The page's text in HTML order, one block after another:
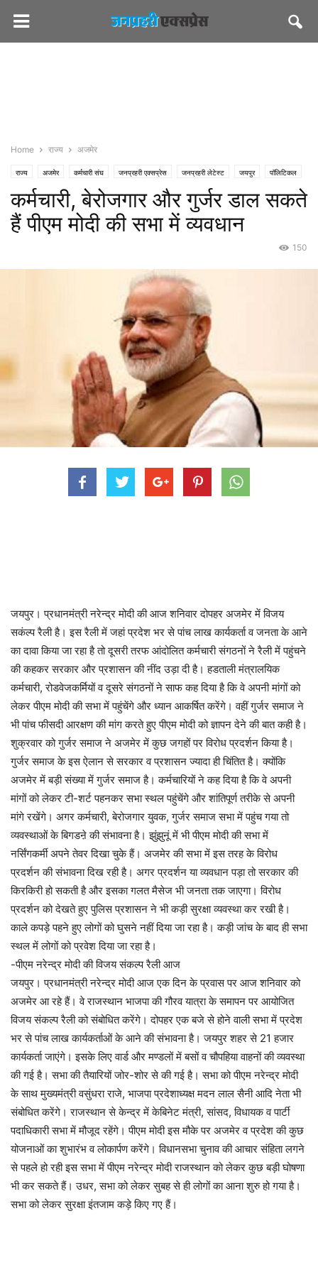
Home राज्य अजमेर
राज्य अजमेर कर्मचारी संघ जनप्रहरी एक्सप्रेस जनप्रहरी लेटेस्ट जयपुर पॉलिटिकल
कर्मचारी, बेरोजगार और गुर्जर डाल सकते
हैं पीएम मोदी की सभा में व्यवधान
150
जयपुर। प्रधानमंत्री नरेन्द्र मोदी की आज शनिवार दोपहर अजमेर में विजय
सकंल्प रैली है। इस रैली में जहां प्रदेश भर से पांच लाख कार्यकर्ता व जनता के आने
का दावा किया जा रहा है तो दूसरी तरफ आंदोलित कर्मचारी संगठनों ने रैली में पहुंचने
की कहकर सरकार और प्रशासन की नींद उड़ा दी है। हडताली मंत्रालयिक
कर्मचारी, रोडवेजकर्मियों व दूसरे संगठनों ने साफ कह दिया है कि वे अपनी मांगों को
लेकर पीएम मोदी की सभा में पहुंचेंगे और ध्यान आकर्षित करेंगे। वहीं गुर्जर समाज ने
भी पांच फीसदी आरक्षण की मांग करते हुए पीएम मोदी को ज्ञापन देने की बात कही है।
शुक्रवार को गुर्जर समाज ने अजमेर में कुछ जगहों पर विरोध प्रदर्शन किया है।
गुर्जर समाज के इस ऐलान से सरकार व प्रशासन ज्यादा ही चिंतित है। क्योंकि
अजमेर में बड़ी संख्या में गुर्जर समाज है। कर्मचारियों ने कह दिया है कि वे अपनी
मांगों को लेकर टी-शर्ट पहनकर सभा स्थल पहुंचेंगे और शांतिपूर्ण तरीके से अपनी
मांगे रखेंगे। अगर कर्मचारी, बेरोजगार युवक, गुर्जर समाज सभा में पहुंच गया तो
व्यवस्थाओं के बिगडऩे की संभावना है। झुंझुनूं में भी पीएम मोदी की सभा में
नर्सिंगकर्मी अपने तेवर दिखा चुके हैं। अजमेर की सभा में इस तरह के विरोध
प्रदर्शन की संभावना दिख रही है। अगर प्रदर्शन या व्यवधान पड़ा तो सरकार की
किरकिरी हो सकती है और इसका गलत मैसेज भी जनता तक जाएगा। विरोध
प्रदर्शन को देखते हुए पुलिस प्रशासन ने भी कड़ी सुरक्षा व्यवस्था कर रखी है।
काले कपड़े पहने हुए लोगों को घुसने नहीं दिया जा रहा है। कड़ी जांच के बाद ही सभा
स्थल में लोगों को प्रवेश दिया जा रहा है।
-पीएम नरेन्द्र मोदी की विजय संकल्प रैली आज
जयपुर। प्रधानमंत्री नरेन्द्र मोदी आज एक दिन के प्रवास पर आज शनिवार को
अजमेर आ रहे हैं। वे राजस्थान भाजपा की गौरव यात्रा के समापन पर आयोजित
विजय संकल्प रैली को संबोधित करेंगे। दोपहर एक बजे से होने वाली सभा में प्रदेश
भर से पांच लाख कार्यकर्ताओं के आने की संभावना है। जयपुर शहर से 21 हजार
कार्यकर्ता जाएंगे। इसके लिए वार्ड और मण्डलों में बसों व चौपहिया वाहनों की व्यवस्था
की गई है। सभा की तैयारियों जोर-शोर से की गई है। सभा को पीएम नरेन्द्र मोदी
के साथ मुख्यमंत्री वसुंधरा राजे, भाजपा प्रदेशाध्यक्ष मदन लाल सैनी आदि नेता भी
संबोधित करेंगे। राजस्थान से केन्द्र में केबिनेट मंत्री, सांसद, विधायक व पार्टी
पदाधिकारी सभा में मौजूद रहेंगे। पीएम मोदी इस मौके पर अजमेर व प्रदेश की कुछ
योजनाओं का शुभारंभ व लोकार्पण करेंगे। विधानसभा चुनाव की आचार संहिता लगने
से पहले हो रही इस सभा में पीएम नरेन्द्र मोदी राजस्थान को लेकर कुछ बड़ी घोषणा
भी कर सकते हैं। उधर, सभा को लेकर सुबह से ही लोगों का आना शुरु हो गया है।
सभा को लेकर सुरक्षा इंतजाम कड़े किए गए हैं।